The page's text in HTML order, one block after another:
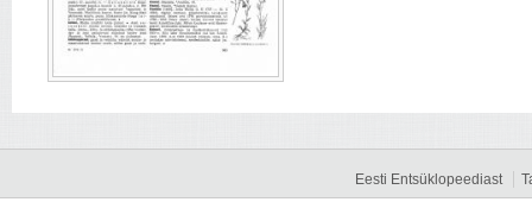
Eesti Entsüklopeediast